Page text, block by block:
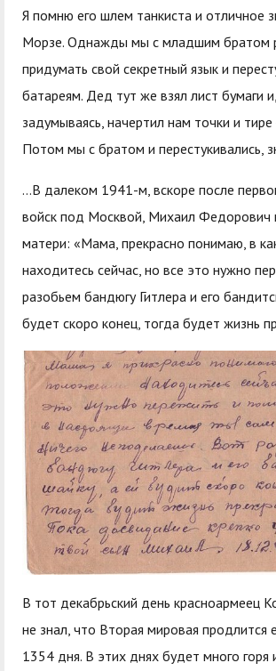
Я помню его шлем танкиста и отличное
Морзе. Однажды мы с младшим братом
придумать свой секретный язык и
батареям. Дед тут же взял лист бумаги
задумываясь, начертил нам точки и
Потом мы с братом и перестукивались,
…В далеком 1941-м, вскоре после
войск под Москвой, Михаил Федорович
матери: «Мама, прекрасно понимаю, в
находитесь сейчас, но все это нужно
разобьем бандюгу Гитлера и его
будет скоро конец, тогда будет жизнь
В тот декабрьский день красноармеец
не знал, что Вторая мировая продлится
1354 дня. В этих днях будет много горя